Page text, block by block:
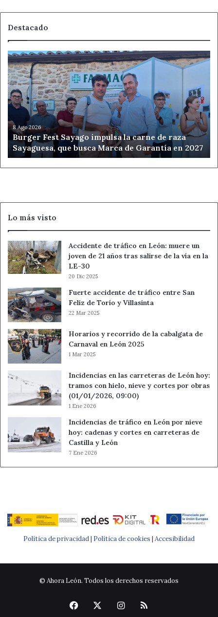
Destacado
Burger
Fest
Sayago
impulsa
la
carne
raza
Sayaguesa,
que
busca
Marca
8 Ago 2026
Burger Fest Sayago impulsa la carne de raza
Sayaguesa, que busca Marca de Garantía en 2027
Lo más visto
Accidente de tráfico en León: muere un
joven de 21 años tras salirse de la vía en la
LE-30
20 Dic 2025
Fuerte accidente de tráfico entre San
Feliz de Torío y Villasinta
22 Mar 2025
Horarios y recorrido de la cabalgata de
Carnaval en León 2025
1 Mar 2025
Incidencias en las carreteras de León hoy:
tramos con hielo, nieve y cortes por obras
(01/01/2026, 09:00)
1 Ene 2026
Incidencias de tráfico en León por nieve
hoy: cadenas y cortes en carreteras de
Castilla y León
7 Ene 2026
Política de privacidad | Política de cookies | Accesibilidad
© Ahora León. Todos los derechos reservados
Facebook Instagram
RSS